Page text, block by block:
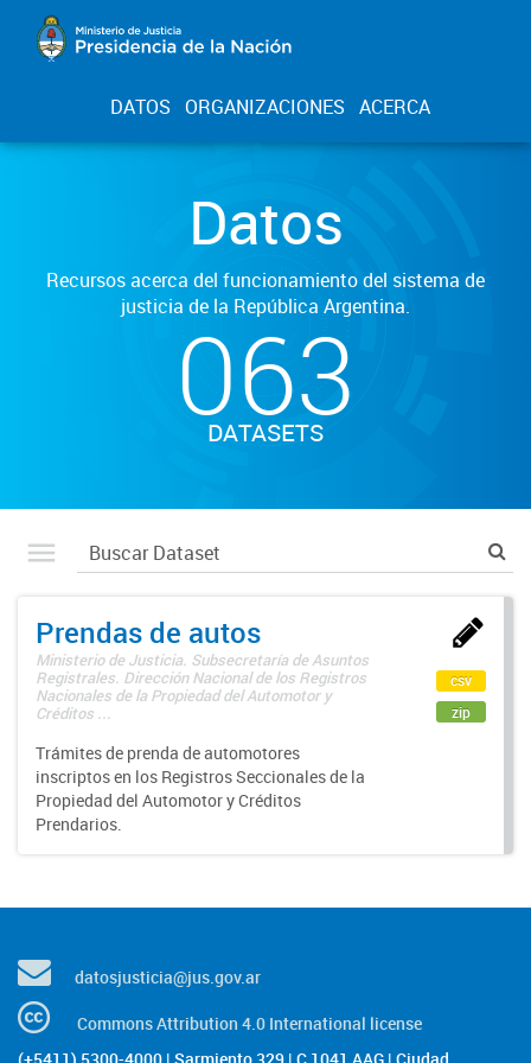
DATOS ORGANIZACIONES ACERCA
Datos
Recursos acerca del funcionamiento del sistema de
justicia de la República Argentina.
063
DATASETS
Prendas de autos
Ministerio de Justicia. Subsecretaría de Asuntos
Registrales. Dirección Nacional de los Registros
Nacionales de la Propiedad del Automotor y
Créditos ...
Trámites de prenda de automotores
inscriptos en los Registros Seccionales de la
Propiedad del Automotor y Créditos
Prendarios.
csv
zip
datosjusticia@jus.gov.ar
Commons Attribution 4.0 International license